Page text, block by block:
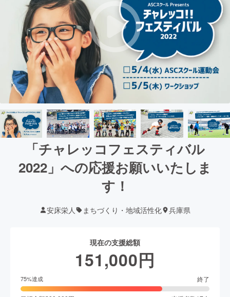
「チャレッコフェスティバル
2022」への応援お願いいたしま
す！
安床栄人 まちづくり・地域活性化 兵庫県
現在の支援総額
151,000円
75%達成 終了